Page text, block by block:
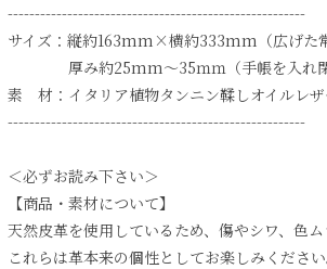
-------------------------------------------------------
サイズ：縦約163mm×横約333mm（広げた
厚み約25mm〜35ｍｍ（手帳を入れ閉
素 材：イタリア植物タンニン鞣しオイルレザ
-------------------------------------------------------
＜必ずお読み下さい＞
【商品・素材について】
天然皮革を使用しているため、傷やシワ、色
これらは革本来の個性としてお楽しみくださ